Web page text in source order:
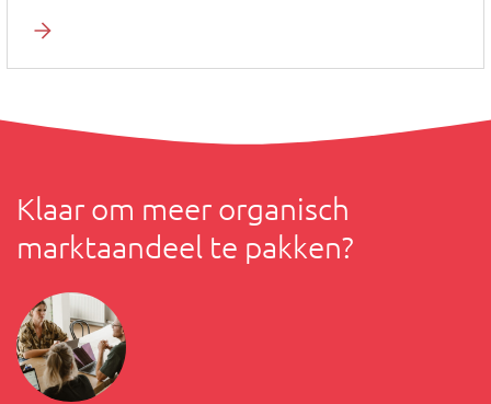
Klaar om meer organisch
marktaandeel te pakken?